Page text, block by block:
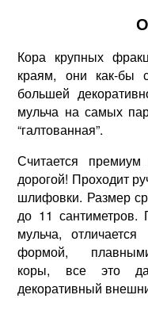
Кора крупных
краям, они как-бы
большей
мульча на самых
“галтованная”.
Считается
дорогой! Проходит
шлифовки. Размер
до 11 сантиметров.
мульча, отличается
формой,
коры, все это
декоративный